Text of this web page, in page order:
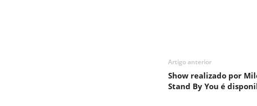
Artigo anterior
Show realizado por
Stand By You é